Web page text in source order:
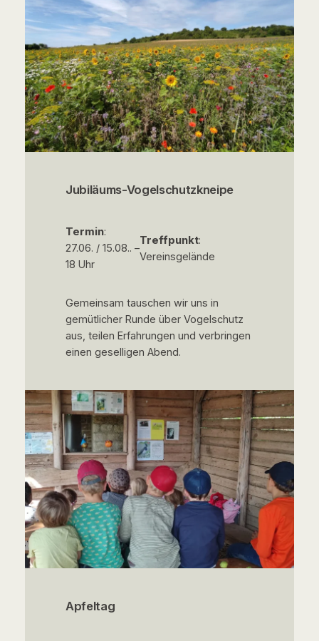
Jubiläums-Vogelschutzkneipe
Termin:
27.06. / 15.08.. –
18 Uhr
Treffpunkt:
Vereinsgelände
Gemeinsam tauschen wir uns in
gemütlicher Runde über Vogelschutz
aus, teilen Erfahrungen und verbringen
einen geselligen Abend.
Apfeltag